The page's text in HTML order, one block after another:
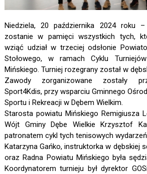
Niedziela, 20 października 2024 roku
zostanie w pamięci wszystkich tych,
wziąć udział w trzeciej odsłonie
Stołowego, w ramach Cyklu
Mińskiego. Turniej rozegrany został w
Zawody zorganizowane zostały
Sport4Kdis, przy wsparciu Gminnego
Sportu i Rekreacji w Dębem Wielkim.
Starosta powiatu Mińskiego Remigiusza
Wójt Gminy Dębe Wielkie Krzysztof
patronatem cykl tych tenisowych
Katarzyna Gańko, instruktorka w dębskiej
oraz Radna Powiatu Mińskiego była
Koordynatorem turnieju był dyrektor